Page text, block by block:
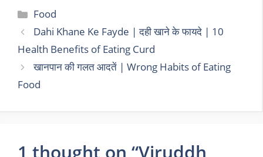
a
c
e
b
o
a
p
c
a
t
s
l
e
g
Categories
Food
Dahi Khane Ke Fayde | दही खाने के फायदे | 10
Health Benefits of Eating Curd
खानपान की गलत आदतें | Wrong Habits of Eating
Food